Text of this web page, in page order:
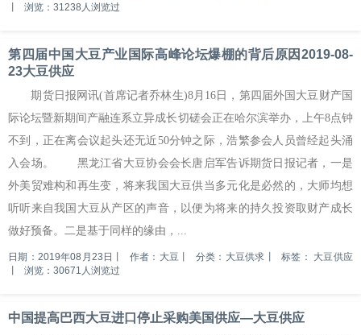
浏览：31238人浏览过
第四届中国大豆产业国际高峰论坛爆棚的背后原因2019-08-
23大豆供应
期货日报网讯(首席记者乔林生)8月16日，第四届外国大豆财产国
际论坛暨新期间产融连系立异成长切磋会正在哈尔滨举办，上午8点钟
不到，正在离会议起头还无近50分钟之际，浩繁参会人员曾经起头涌
入会场。 黑龙江省大豆协会会长唐启军告诉期货日报记者，一是
外美贸难构和再生变，将来我国大豆供当多元化是必然的，大师均想
听听来自我国大豆从产区的声音，以便为将来的持久投资取财产成长
做好预备。二是基于同样的缘由，...
日期：2019年08月23日 作者：大豆 分类：大豆供求 标签： 大豆供应
浏览：30671人浏览过
中国提高巴西大豆进口停止采购美国供应—大豆供应